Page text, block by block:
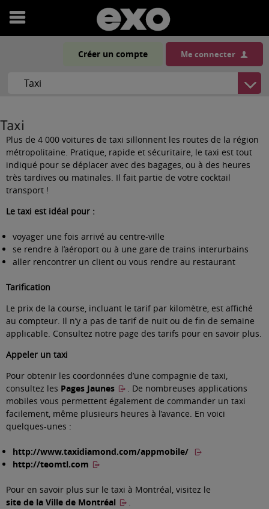
Ouvrir
menu
Créer un compte Me connecter
Taxi
Plus de 4 000 voitures de taxi sillonnent les routes de la région
métropolitaine. Pratique, rapide et sécuritaire, le taxi est tout
indiqué pour se déplacer avec des bagages, ou à des heures
très tardives ou matinales. Il fait partie de votre cocktail
transport !
Le taxi est idéal pour :
voyager une fois arrivé au centre-ville
se rendre à l’aéroport ou à une gare de trains interurbains
aller rencontrer un client ou vous rendre au restaurant
Tarification
Le prix de la course, incluant le tarif par kilomètre, est affiché
au compteur. Il n’y a pas de tarif de nuit ou de fin de semaine
applicable. Consultez notre page des tarifs pour en savoir plus.
Appeler un taxi
Pour obtenir les coordonnées d’une compagnie de taxi,
consultez les Pages Jaunes
. De nombreuses applications
mobiles vous permettent également de commander un taxi
facilement, même plusieurs heures à l’avance. En voici
quelques-unes :
http://www.taxidiamond.com/appmobile/
http://teomtl.com
Pour en savoir plus sur le taxi à Montréal, visitez le
site de la Ville de Montréal
.